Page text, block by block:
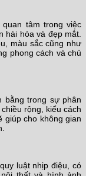
tâm trong việc
hài hòa và đẹp mắt.
màu sắc cũng như
phong cách và chủ
bằng trong sự phân
rộng, kiểu cách
giúp cho không gian
luật nhịp điệu, có